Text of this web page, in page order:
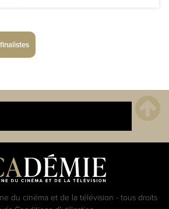
du cinéma et de la télévision - tous droits